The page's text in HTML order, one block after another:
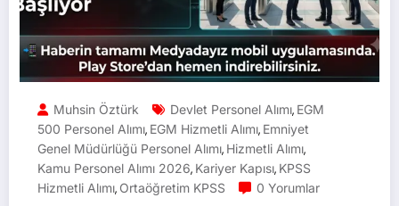
Muhsin Öztürk Devlet Personel Alımı, EGM
500 Personel Alımı, EGM Hizmetli Alımı, Emniyet
Genel Müdürlüğü Personel Alımı, Hizmetli Alımı,
Kamu Personel Alımı 2026, Kariyer Kapısı, KPSS
Hizmetli Alımı, Ortaöğretim KPSS 0 Yorumlar